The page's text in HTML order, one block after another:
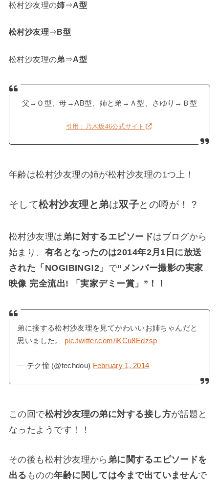
松村沙友理の姉⇒A型
松村沙友理⇒ B型
松村沙友理の弟⇒A型
父→Ｏ型、母→AB型、姉と弟→Ａ型、さゆり→Ｂ型
引用：乃木坂46公式サイト
年齢は松村沙友理の姉が松村沙友理の1つ上！
そして松村沙友理と弟は双子との噂が！？
松村沙友理は 弟に対するエピソードはブログから
始まり、 有名となったのは2014年2月1日に放送
された「NOGIBING!2」 で“メンバー撮影の実家
映像 完全流出! 「実家デミー賞」”！！
弟に接する松村沙友理を見てかわいいお姉ちゃんだと
思いました。 pic.twitter.com/iKCu8Edzsp
— テク憧 (@techdou) February 1, 2014
この回で松村沙友理の弟に対する接し方が話題と
なったようです！！
その後も松村沙友理から 弟に関するエピソードを
出る ものの年齢に関しては今まで出ていませんで